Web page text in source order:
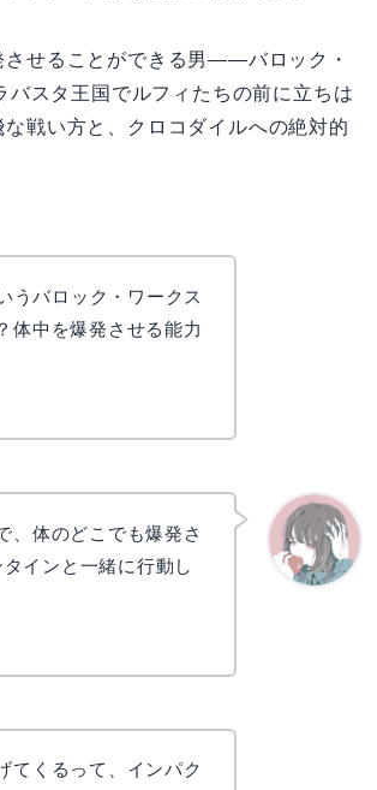
させることができる男——バロック・
スタ王国でルフィたちの前に立ちは
戦い方と、クロコダイルへの絶対的
うバロック・ワークス
体中を爆発させる能力
、体のどこでも爆発さ
インと一緒に行動し
てくるって、インパク